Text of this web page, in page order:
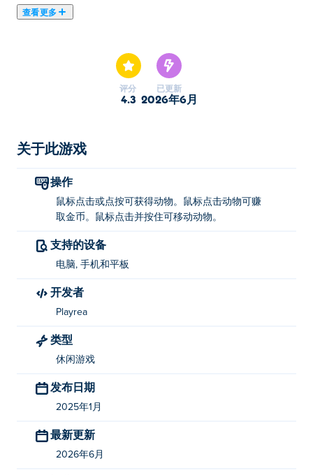
查看更多
创造更大、更酷的生物，点击它们可赚取金币。使用您的
收入购买更多动物，并努力解锁岛上最大的生物。在岛屿
之间旅行以发现新物种并扩大您的收藏。您能成为终极动
如何玩 Pocket Zoo？
并按住可移动动物。
谁创建了 Pocket Zoo？
Pocket Zoo 由 Playrea 制作。这是他们在 Poki 上的第一
款游戏！
我如何免费玩 Pocket Zoo？
我可以在移动设备和桌面上玩 Pocket Zoo 吗？
Pocket Zoo 可以在您的计算机和手机、平板电脑等移动
设备上玩。
评分
4.3
已更新
2026年6月
关于此游戏
操作
鼠标点击或点按可获得动物。鼠标点击动物可赚
取金币。鼠标点击并按住可移动动物。
支持的设备
电脑, 手机和平板
开发者
Playrea
类型
休闲游戏
发布日期
2025年1月
最新更新
2026年6月